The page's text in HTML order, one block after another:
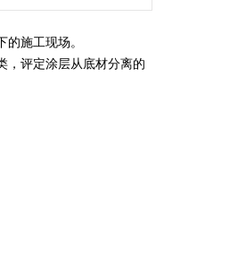
施工现场。
，评定涂层从底材分离的